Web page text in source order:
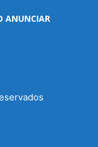
ANUNCIAR